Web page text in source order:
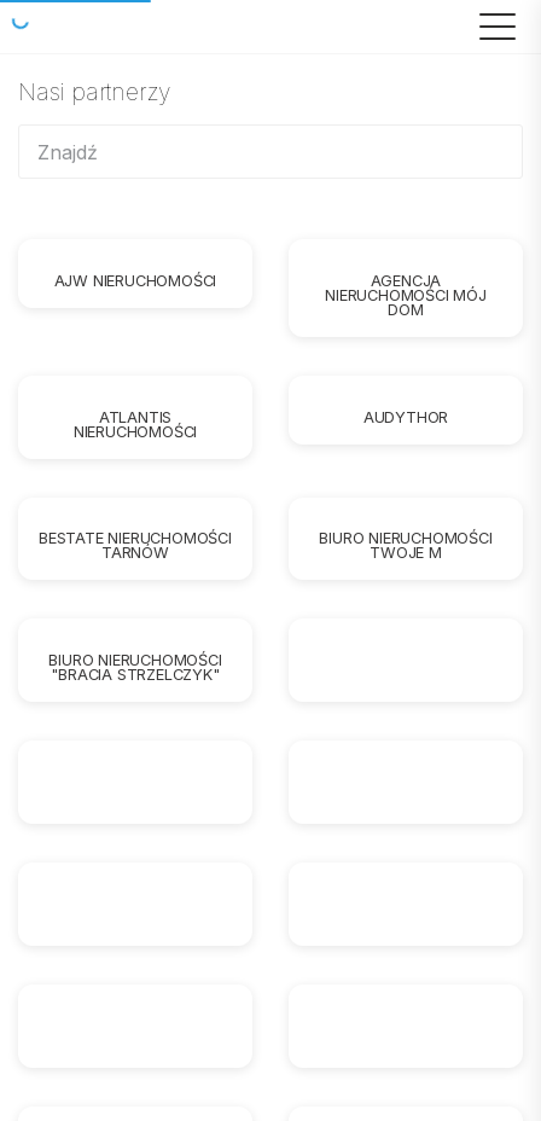
Nasi partnerzy
AJW NIERUCHOMOŚCI
AGENCJA
NIERUCHOMOŚCI MÓJ
DOM
ATLANTIS
NIERUCHOMOŚCI
AUDYTHOR
BESTATE NIERUCHOMOŚCI
TARNÓW
BIURO NIERUCHOMOŚCI
TWOJE M
BIURO NIERUCHOMOŚCI
"BRACIA STRZELCZYK"